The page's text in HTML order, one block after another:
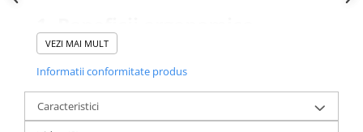
certificate
VEZI MAI MULT
Informatii conformitate produs
Caracteristici